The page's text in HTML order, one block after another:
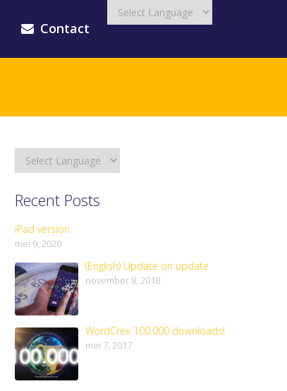
Contact
Recent Posts
iPad version
mei 9, 2020
(English) Update on update
november 8, 2018
WordCrex 100.000 downloads!
mei 7, 2017